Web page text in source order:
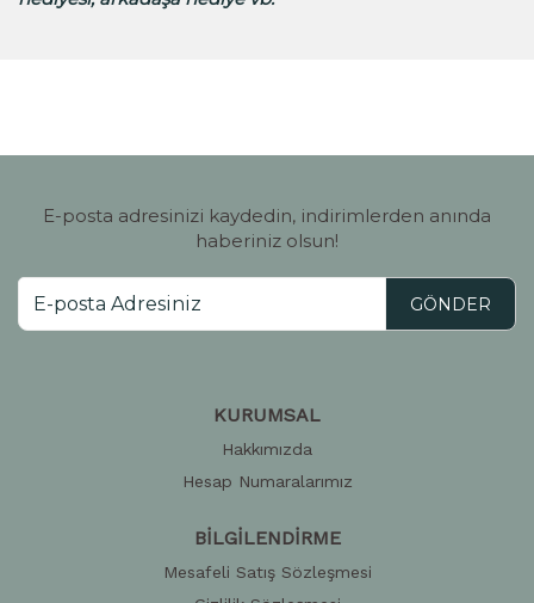
E-posta adresinizi kaydedin, indirimlerden anında
haberiniz olsun!
GÖNDER
KURUMSAL
Hakkımızda
Hesap Numaralarımız
BİLGİLENDİRME
Mesafeli Satış Sözleşmesi